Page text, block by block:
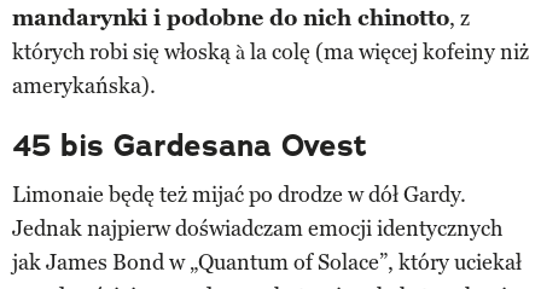
mandarynki i podobne do nich chinotto, z
których robi się włoską à la colę (ma więcej kofeiny niż
amerykańska).
45 bis Gardesana Ovest
Limonaie będę też mijać po drodze w dół Gardy.
Jednak najpierw doświadczam emocji identycznych
jak James Bond w „Quantum of Solace”, który uciekał